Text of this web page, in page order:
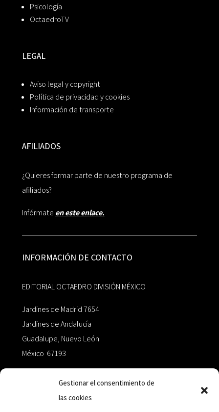
Gestionar el consentimiento de
las cookies
Psicología
OctaedroTV
LEGAL
Aviso legal y copyright
Política de privacidad y cookies
Información de transporte
AFILIADOS
¿Quieres formar parte de nuestro programa de
afiliados?
Infórmate en este enlace.
INFORMACIÓN DE CONTACTO
EDITORIAL OCTAEDRO DIVISIÓN MÉXICO
Jardines de Madrid 7654
Jardines de Andalucía
Guadalupe, Nuevo León
México 67193
+52 811.499.5638